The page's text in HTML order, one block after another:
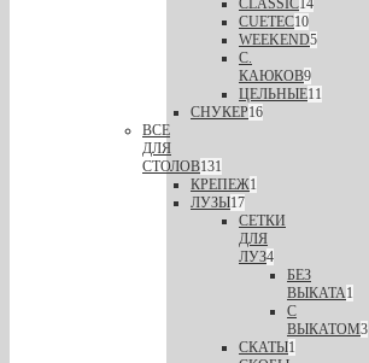
CUETEC10
WEEKEND5
С.
КАЮКОВ9
ЦЕЛЬНЫЕ11
СНУКЕР16
ВСЕ
ДЛЯ
СТОЛОВ131
КРЕПЕЖ1
ЛУЗЫ17
СЕТКИ
ДЛЯ
ЛУЗ4
БЕЗ
ВЫКАТА1
С
ВЫКАТОМ3
СКАТЫ1